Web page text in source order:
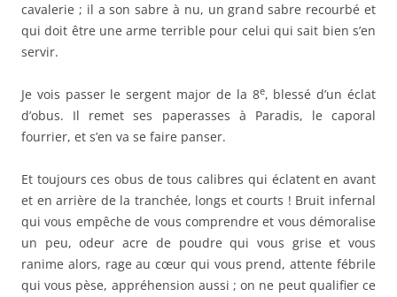
cavalerie ; il a son sabre à nu, un grand sabre recourbé et
qui doit être une arme terrible pour celui qui sait bien s’en
servir.
Je vois passer le sergent major de la 8e, blessé d’un éclat
d’obus. Il remet ses paperasses à Paradis, le caporal
fourrier, et s’en va se faire panser.
Et toujours ces obus de tous calibres qui éclatent en avant
et en arrière de la tranchée, longs et courts ! Bruit infernal
qui vous empêche de vous comprendre et vous démoralise
un peu, odeur acre de poudre qui vous grise et vous
ranime alors, rage au cœur qui vous prend, attente fébrile
qui vous pèse, appréhension aussi ; on ne peut qualifier ce